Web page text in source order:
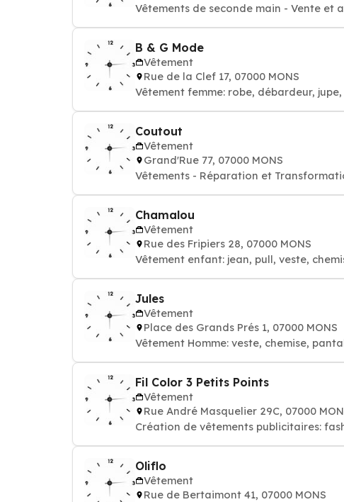
Vêtements de seconde main - Vente et
B & G Mode
Vêtement
Rue de la Clef 17, 07000 MONS
Vêtement femme: robe, débardeur,
Coutout
Vêtement
Grand'Rue 77, 07000 MONS
Vêtements - Réparation et
Chamalou
Vêtement
Rue des Fripiers 28, 07000 MONS
Vêtement enfant: jean, pull, veste,
Jules
Vêtement
Place des Grands Prés 1, 07000 MONS
Vêtement Homme: veste, chemise,
Fil Color 3 Petits Points
Vêtement
Rue André Masquelier 29C, 07000
Création de vêtements publicitaires:
Oliflo
Vêtement
Rue de Bertaimont 41, 07000 MONS